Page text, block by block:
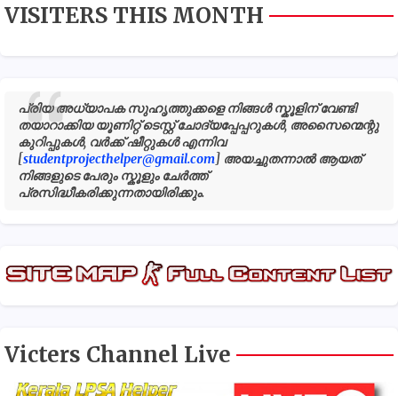
VISITERS THIS MONTH
പ്രിയ അധ്യാപക സുഹൃത്തുക്കളെ നിങ്ങൾ സ്കൂളിന് വേണ്ടി
തയാറാക്കിയ യൂണിറ്റ് ടെസ്റ്റ് ചോദ്യപ്പേപ്പറുകൾ, അസൈന്മെന്റു
കുറിപ്പുകൾ, വർക്ക് ഷീറ്റുകൾ എന്നിവ
[studentprojecthelper@gmail.com] അയച്ചുതന്നാൽ ആയത്
നിങ്ങളുടെ പേരും സ്കൂളും ചേർത്ത്
പ്രസിദ്ധീകരിക്കുന്നതായിരിക്കും.
Victers Channel Live